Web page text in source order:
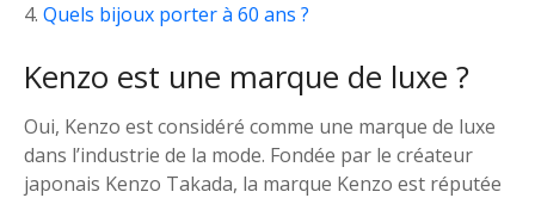
Quels bijoux porter à 60 ans ?
Kenzo est une marque de luxe ?
Oui, Kenzo est considéré comme une marque de luxe
dans l’industrie de la mode. Fondée par le créateur
japonais Kenzo Takada, la marque Kenzo est réputée